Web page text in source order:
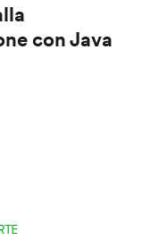
con Java